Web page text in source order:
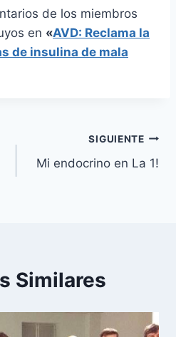
de los miembros
en «AVD: Reclama la
de insulina de mala
SIGUIENTE
Mi endocrino en La 1!
Similares